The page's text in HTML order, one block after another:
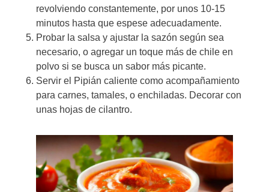
revolviendo constantemente, por unos 10-15
minutos hasta que espese adecuadamente.
Probar la salsa y ajustar la sazón según sea
necesario, o agregar un toque más de chile en
polvo si se busca un sabor más picante.
Servir el Pipián caliente como acompañamiento
para carnes, tamales, o enchiladas. Decorar con
unas hojas de cilantro.